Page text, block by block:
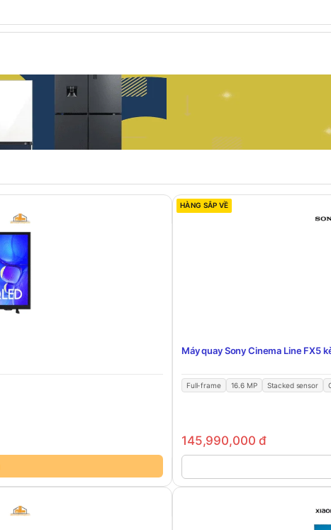
HÀNG SẮP VỀ
Máy quay Sony Cinema Line FX5
Full-frame 16.6 MP Stacked sensor
145,990,000đ